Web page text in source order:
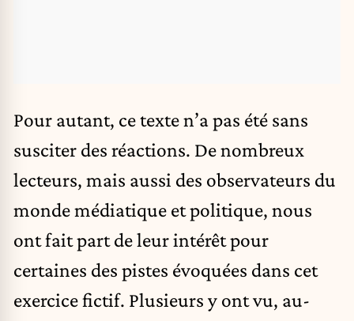
Pour autant, ce texte n’a pas été sans
susciter des réactions. De nombreux
lecteurs, mais aussi des observateurs du
monde médiatique et politique, nous
ont fait part de leur intérêt pour
certaines des pistes évoquées dans cet
exercice fictif. Plusieurs y ont vu, au-